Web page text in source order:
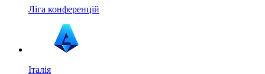
Ліга конференцій
Італія